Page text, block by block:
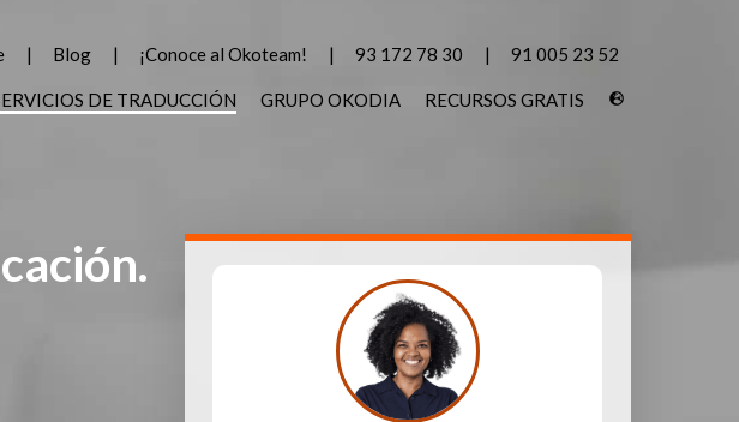
Blog ¡Conoce al Okoteam! 93 172 78 30 91 005 23 52
DE TRADUCCIÓN GRUPO OKODIA RECURSOS GRATIS